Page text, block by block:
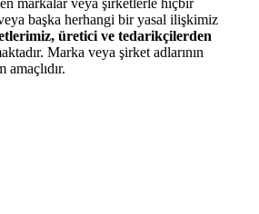
markalar veya şirketlerle hiçbir
başka herhangi bir yasal ilişkimiz
üretici ve tedarikçilerden
Marka veya şirket adlarının
amaçlıdır.